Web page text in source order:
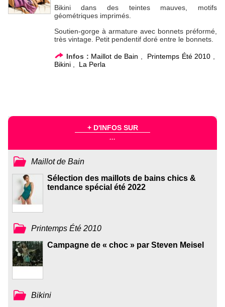
Bikini dans des teintes mauves, motifs
géométriques imprimés.
Soutien-gorge à armature avec bonnets préformé,
très vintage. Petit pendentif doré entre le bonnets.
Infos : Maillot de Bain , Printemps Été 2010 ,
Bikini, La Perla
+ D'INFOS SUR
...
Maillot de Bain
Sélection des maillots de bains chics &
tendance spécial été 2022
Printemps Été 2010
Campagne de « choc » par Steven Meisel
Bikini